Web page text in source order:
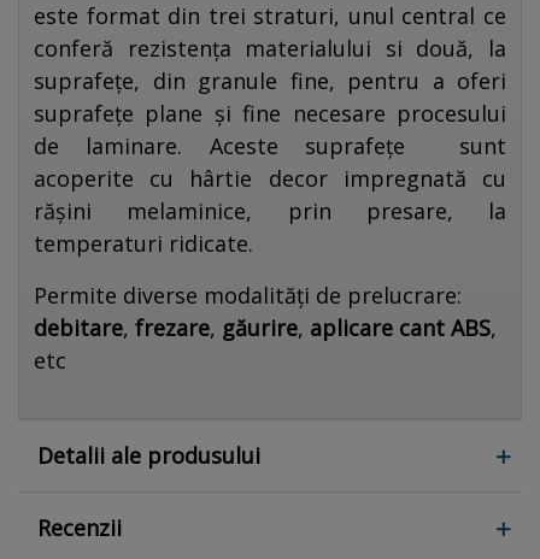
este format din trei straturi, unul central ce
conferă rezistența materialului si două, la
suprafețe, din granule fine, pentru a oferi
suprafețe plane și fine necesare procesului
de laminare. Aceste suprafețe sunt
acoperite cu hârtie decor impregnată cu
rășini melaminice, prin presare, la
temperaturi ridicate.
Permite diverse modalități de prelucrare:
debitare, frezare, găurire, aplicare cant ABS,
etc
Detalii ale produsului
Recenzii